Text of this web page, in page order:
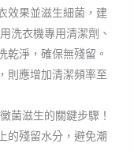
效果並滋生細菌，建
洗衣機專用清潔劑、
乾淨，確保無殘留。
則應增加清潔頻率至
菌滋生的關鍵步驟！
的殘留水分，避免潮